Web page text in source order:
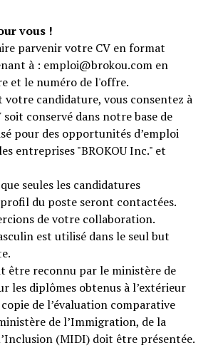
vous !
parvenir votre CV en format
à : emploi@brokou.com en
et le numéro de l'offre.
candidature, vous consentez à
soit conservé dans notre base de
pour des opportunités d’emploi
entreprises "BROKOU Inc." et
seules les candidatures
du poste seront contactées.
de votre collaboration.
est utilisé dans le seul but
être reconnu par le ministère de
les diplômes obtenus à l’extérieur
de l’évaluation comparative
de l’Immigration, de la
(MIDI) doit être présentée.